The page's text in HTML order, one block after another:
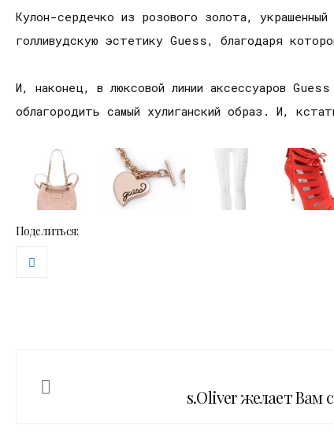
Кулон-сердечко из розового золота,
голливудскую эстетику Guess, благодаря
И, наконец, в люксовой линии аксессуаров
облагородить самый хулиганский образ. И,
Поделиться:
s.Oliver желает Вам